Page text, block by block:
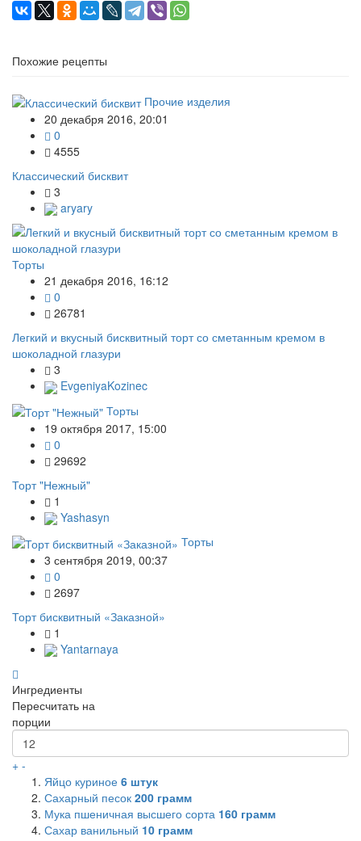
Похожие рецепты
Прочие изделия
20 декабря 2016, 20:01
0
4555
Классический бисквит
3
aryary
Торты
21 декабря 2016, 16:12
0
26781
Легкий и вкусный бисквитный торт со сметанным кремом в
шоколадной глазури
3
EvgeniyaKozinec
Торты
19 октября 2017, 15:00
0
29692
Торт "Нежный"
1
Yashasyn
Торты
3 сентября 2019, 00:37
0
2697
Торт бисквитный «Заказной»
1
Yantarnaya
Ингредиенты
Пересчитать на
порции
+ -
Яйцо куриное 6 штук
Сахарный песок 200 грамм
Мука пшеничная высшего сорта 160 грамм
Сахар ванильный 10 грамм